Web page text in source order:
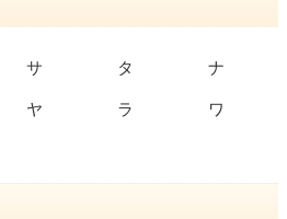
サ タ ナ
ヤ ラ ワ